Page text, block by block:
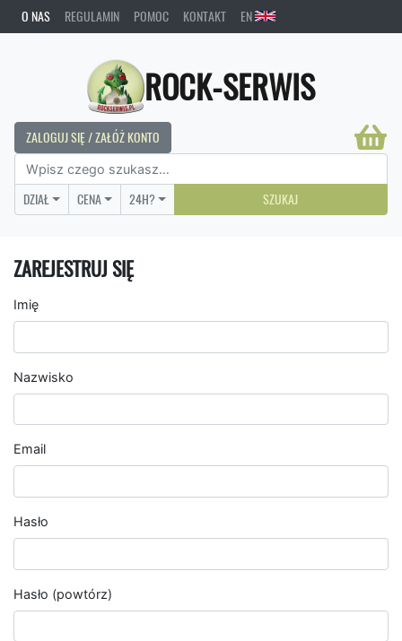
O NAS REGULAMIN POMOC KONTAKT EN
ROCK-SERWIS
ZALOGUJ SIĘ / ZAŁÓŻ KONTO
DZIAŁ CENA 24H? SZUKAJ
ZAREJESTRUJ SIĘ
Imię
Nazwisko
Email
Hasło
Hasło (powtórz)